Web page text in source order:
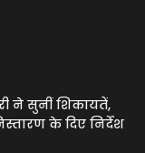
ने सुनीं शिकायतें,
के दिए निर्देश